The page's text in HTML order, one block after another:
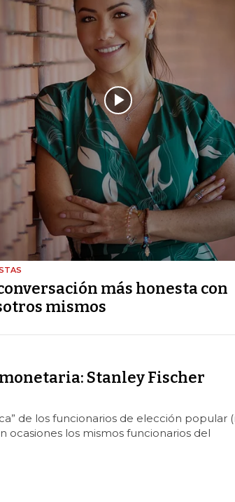
más honesta con
mismos
Stanley Fischer
de los funcionarios de elección popular
ocasiones los mismos funcionarios del